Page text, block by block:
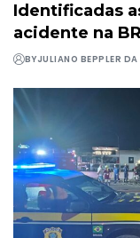
Identificadas
acidente na
BYJULIANO BEPPLER